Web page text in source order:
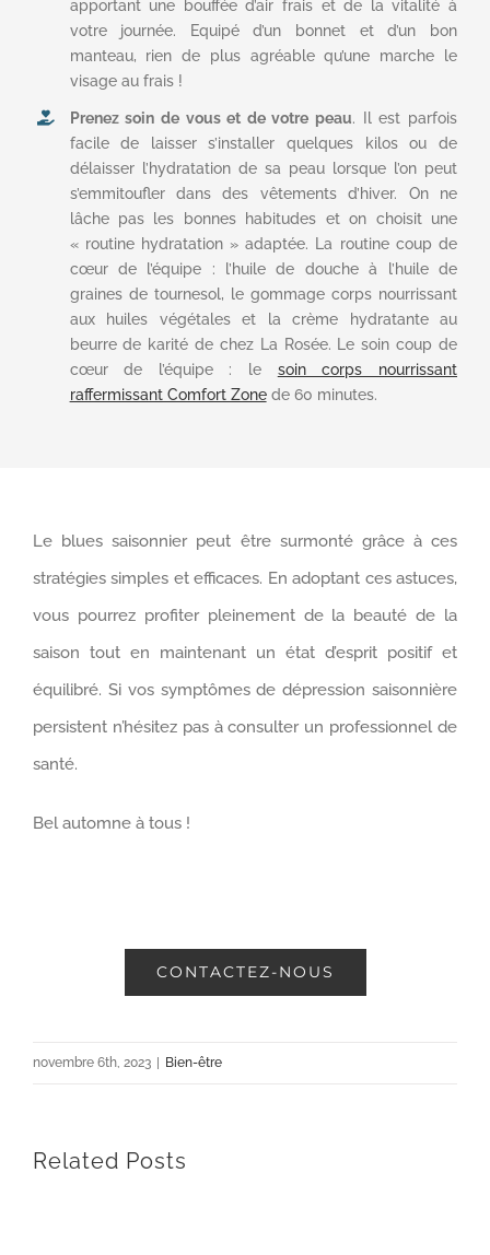
apportant une bouffée d’air frais et de la vitalité à
votre journée. Equipé d’un bonnet et d’un bon
manteau, rien de plus agréable qu’une marche le
visage au frais !
Prenez soin de vous et de votre peau. Il est parfois
facile de laisser s’installer quelques kilos ou de
délaisser l’hydratation de sa peau lorsque l’on peut
s’emmitoufler dans des vêtements d’hiver. On ne
lâche pas les bonnes habitudes et on choisit une
« routine hydratation » adaptée. La routine coup de
cœur de l’équipe : l’huile de douche à l’huile de
graines de tournesol, le gommage corps nourrissant
aux huiles végétales et la crème hydratante au
beurre de karité de chez La Rosée. Le soin coup de
cœur de l’équipe : le soin corps nourrissant
raffermissant Comfort Zonede 60 minutes.
Le blues saisonnier peut être surmonté grâce à ces
stratégies simples et efficaces. En adoptant ces astuces,
vous pourrez profiter pleinement de la beauté de la
saison tout en maintenant un état d’esprit positif et
équilibré. Si vos symptômes de dépression saisonnière
persistent n’hésitez pas à consulter un professionnel de
santé.
Bel automne à tous !
CONTACTEZ-NOUS
novembre 6th, 2023 | Bien-être
Related Posts